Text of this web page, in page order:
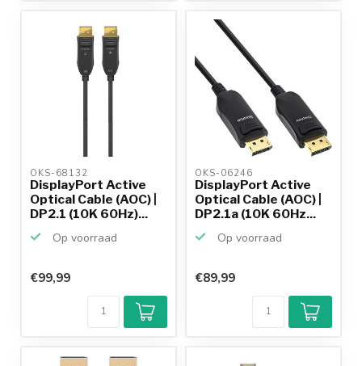
OKS-68132
DisplayPort Active
Optical Cable (AOC) |
DP2.1 (10K 60Hz)...
Op voorraad
€99,99
OKS-06246
DisplayPort Active
Optical Cable (AOC) |
DP2.1a (10K 60Hz...
Op voorraad
€89,99